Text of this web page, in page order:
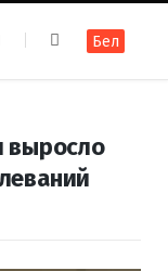
t
a
m
Бел
выросло